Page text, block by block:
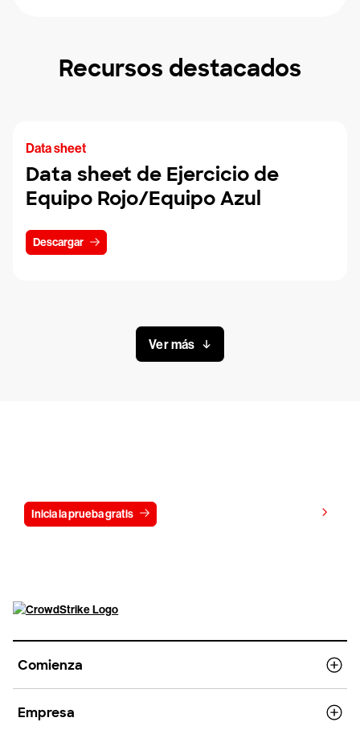
Recursos destacados
Data sheet
Data sheet de Ejercicio de
Equipo Rojo/Equipo Azul
Descargar
Ver más
Inicia la prueba gratis
Comienza
Empresa